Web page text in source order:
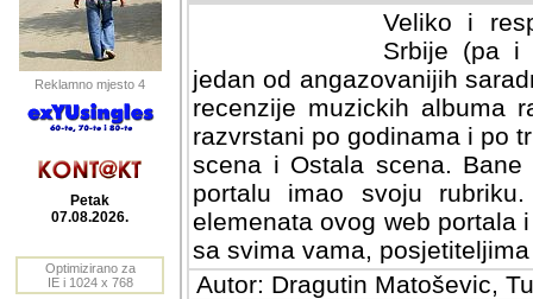
Reklamno mjesto 4
Petak
07.08.2026.
Optimizirano za
IE i 1024 x 768
Veliko i
Srbije (pa i
jedan od angazovanijih
recenzije muzickih albuma
razvrstani po godinama i po
scena i Ostala scena.
portalu imao svoju
elemenata ovog web portala
sa svima vama,
Autor: Dragutin Matoševic,